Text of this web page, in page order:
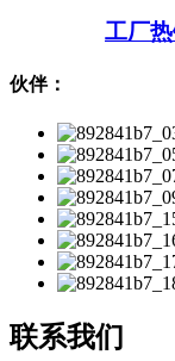
工厂
伙伴：
联系我们